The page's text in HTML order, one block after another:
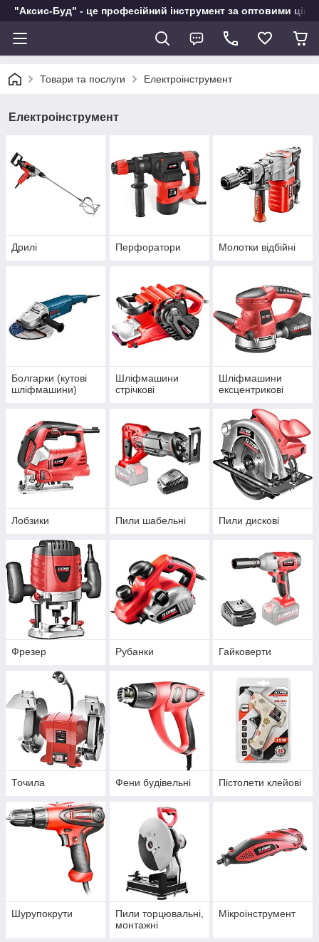
"Аксис-Буд" - це професійний інструмент за оптовими
Товари та послуги Електроінструмент
Електроінструмент
Дрилі Перфоратори Молотки відбійні
Болгарки (кутові
шліфмашини)
Шліфмашини
стрічкові
Шліфмашини
ексцентрикові
Лобзики Пили шабельні Пили дискові
Фрезер Рубанки Гайковерти
Точила Фени будівельні Пістолети клейові
Шурупокрути
Пили торцювальні,
монтажні
Мікроінструмент